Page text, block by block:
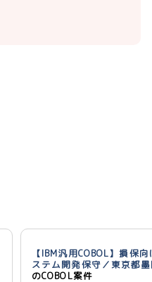
【IBM汎用COBOL】損保向
ステム開発保守／東京都
のCOBOL案件